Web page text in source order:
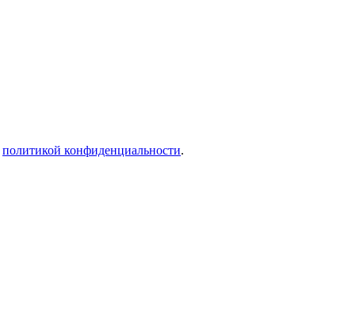
политикой конфиденциальности.